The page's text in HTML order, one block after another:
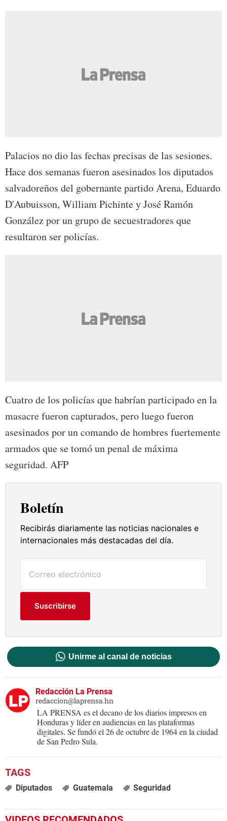
Palacios no dio las fechas precisas de las sesiones.
Hace dos semanas fueron asesinados los diputados
salvadoreños del gobernante partido Arena, Eduardo
D'Aubuisson, William Pichinte y José Ramón
González por un grupo de secuestradores que
resultaron ser policías.
Cuatro de los policías que habrían participado en la
masacre fueron capturados, pero luego fueron
asesinados por un comando de hombres fuertemente
armados que se tomó un penal de máxima
seguridad. AFP
Boletín
Recibirás diariamente las noticias nacionales e
internacionales más destacadas del día.
Suscribirse
Unirme al canal de noticias
Redacción La Prensa
redaccion@laprensa.hn
LA PRENSA es el decano de los diarios impresos en
Honduras y líder en audiencias en las plataformas
digitales. Se fundó el 26 de octubre de 1964 en la ciudad
de San Pedro Sula.
Diputados Guatemala Seguridad